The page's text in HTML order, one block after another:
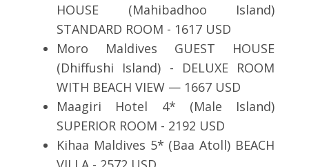
HOUSE (Mahibadhoo Island)
STANDARD ROOM - 1617 USD
Moro Maldives GUEST HOUSE
(Dhiffushi Island) - DELUXE ROOM
WITH BEACH VIEW — 1667 USD
Maagiri Hotel 4* (Male Island)
SUPERIOR ROOM - 2192 USD
Kihaa Maldives 5* (Baa Atoll) BEACH